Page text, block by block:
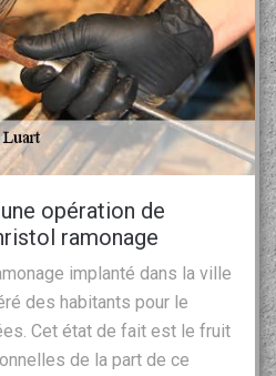
opération de
ramonage
implanté dans la ville
des habitants pour le
Cet état de fait est le fruit
de la part de ce